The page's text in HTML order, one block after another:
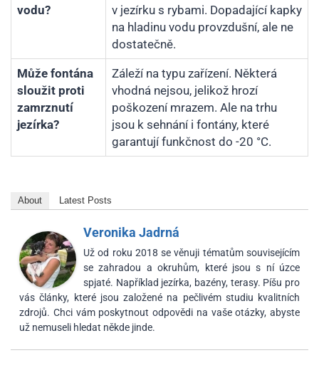
vodu?
v jezírku s rybami. Dopadající kapky
na hladinu vodu provzdušní, ale ne
dostatečně.
Může fontána
sloužit proti
zamrznutí
jezírka?
Záleží na typu zařízení. Některá
vhodná nejsou, jelikož hrozí
poškození mrazem. Ale na trhu
jsou k sehnání i fontány, které
garantují funkčnost do -20 °C.
About Latest Posts
Veronika Jadrná
Už od roku 2018 se věnuji tématům souvisejícím
se zahradou a okruhům, které jsou s ní úzce
spjaté. Například jezírka, bazény, terasy. Píšu pro
vás články, které jsou založené na pečlivém studiu kvalitních
zdrojů. Chci vám poskytnout odpovědi na vaše otázky, abyste
už nemuseli hledat někde jinde.